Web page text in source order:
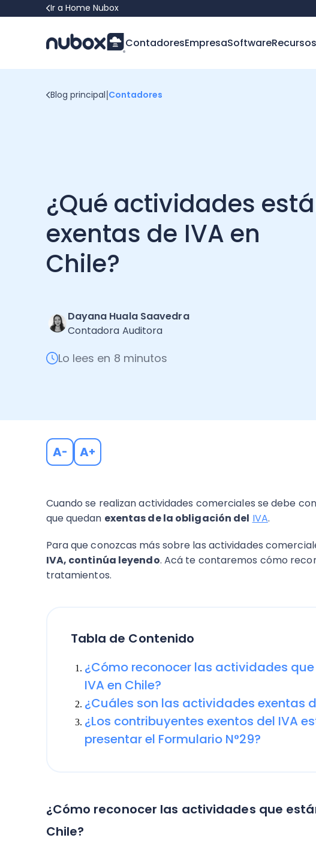
Ir a Home Nubox
ContadoresEmpresaSoftwareRecursos
Blog principal|Contadores
¿Qué actividades
exentas de IVA en
Chile?
Dayana Huala Saavedra
Contadora Auditora
Lo lees en 8 minutos
A- A+
Cuando se realizan actividades comerciales se debe
que quedan exentas de la obligación del IVA.
Para que conozcas más sobre las actividades
IVA, continúa leyendo. Acá te contaremos cómo
tratamientos.
Tabla de Contenido
¿Cómo reconocer las actividades
IVA en Chile?
¿Cuáles son las actividades exentas
¿Los contribuyentes exentos del IVA
presentar el Formulario N°29?
¿Cómo reconocer las actividades que
Chile?